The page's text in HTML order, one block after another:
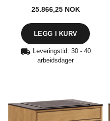
25.866,25 NOK
Leveringstid: 30 - 40
arbeidsdager